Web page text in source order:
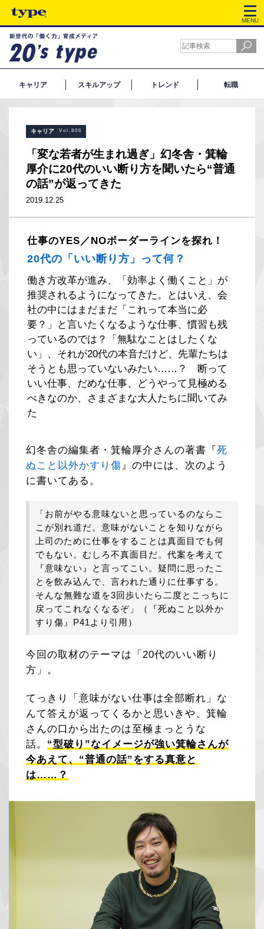
MENU
キャリア スキルアップ トレンド 転職
キャリア Vol.806
「変な若者が生まれ過ぎ」幻冬舎・箕輪
厚介に20代のいい断り方を聞いたら“普通
の話”が返ってきた
2019.12.25
仕事のYES／NOボーダーラインを探れ！
20代の「いい断り方」って何？
働き方改革が進み、「効率よく働くこと」が
推奨されるようになってきた。とはいえ、会
社の中にはまだまだ「これって本当に必
要？」と言いたくなるような仕事、慣習も残
っているのでは？「無駄なことはしたくな
い」、それが20代の本音だけど、先輩たちは
そうとも思っていないみたい……？ 断って
いい仕事、だめな仕事、どうやって見極める
べきなのか、さまざまな大人たちに聞いてみ
た
幻冬舎の編集者・箕輪厚介さんの著書『死
ぬこと以外かすり傷』の中には、次のよう
に書いてある。
「お前がやる意味ないと思っているのならこ
こが別れ道だ。意味がないことを知りながら
上司のために仕事をすることは真面目でも何
でもない。むしろ不真面目だ。代案を考えて
『意味ない』と言ってこい。疑問に思ったこ
とを飲み込んで、言われた通りに仕事する。
そんな無難な道を3回歩いたら二度とこっちに
戻ってこれなくなるぞ」（『死ぬこと以外か
すり傷』P41より引用）
今回の取材のテーマは「20代のいい断り
方」。
てっきり「意味がない仕事は全部断れ」な
んて答えが返ってくるかと思いきや、箕輪
さんの口から出たのは至極まっとうな
話。 “型破り”なイメージが強い箕輪さんが
今あえて、“普通の話”をする真意と
は……？